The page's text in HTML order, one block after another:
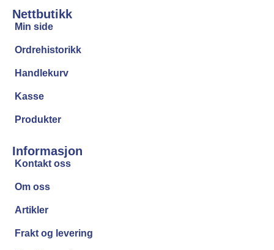
Nettbutikk
Min side
Ordrehistorikk
Handlekurv
Kasse
Produkter
Informasjon
Kontakt oss
Om oss
Artikler
Frakt og levering